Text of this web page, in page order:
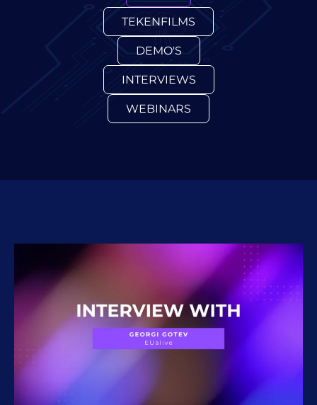
TEKENFILMS
DEMO'S
INTERVIEWS
WEBINARS